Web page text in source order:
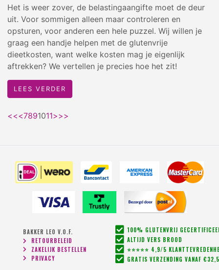
Het is weer zover, de belastingaangifte moet de deur
uit. Voor sommigen alleen maar controleren en
opsturen, voor anderen een hele puzzel. Wij willen je
graag een handje helpen met de glutenvrije
dieetkosten, want welke kosten mag je eigenlijk
aftrekken? We vertellen je precies hoe het zit!
LEES VERDER
<<<7891011>>>
BAKKER LEO V.O.F.
RETOURBELEID
ZAKELIJK BESTELLEN
PRIVACY
100% GLUTENVRIJ
ALTIJD VERS BROOD
⭐⭐⭐⭐⭐ 4,9/5
GRATIS VERZENDING VANAF